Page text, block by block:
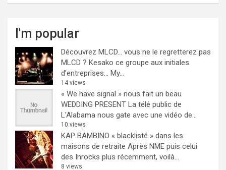
I'm popular
Découvrez MLCD… vous ne le regretterez pas
MLCD ? Kesako ce groupe aux initiales
d’entreprises… My...
14 views
« We have signal » nous fait un beau
WEDDING PRESENT La télé public de
L'Alabama nous gate avec une vidéo de...
10 views
KAP BAMBINO « blacklisté » dans les
maisons de retraite Après NME puis celui
des Inrocks plus récemment, voilà...
8 views